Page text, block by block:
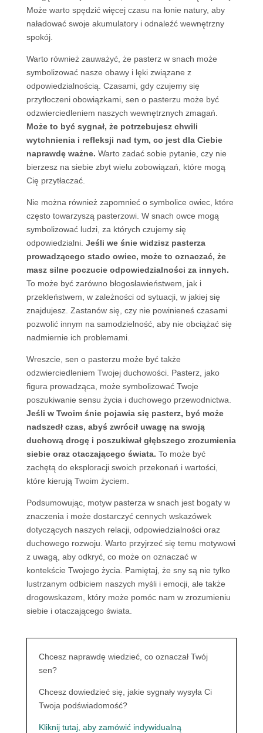
Może warto spędzić więcej czasu na łonie natury, aby
naładować swoje akumulatory i odnaleźć wewnętrzny
spokój.
Warto również zauważyć, że pasterz w snach może
symbolizować nasze obawy i lęki związane z
odpowiedzialnością. Czasami, gdy czujemy się
przytłoczeni obowiązkami, sen o pasterzu może być
odzwierciedleniem naszych wewnętrznych zmagań.
Może to być sygnał, że potrzebujesz chwili
wytchnienia i refleksji nad tym, co jest dla Ciebie
naprawdę ważne. Warto zadać sobie pytanie, czy nie
bierzesz na siebie zbyt wielu zobowiązań, które mogą
Cię przytłaczać.
Nie można również zapomnieć o symbolice owiec, które
często towarzyszą pasterzowi. W snach owce mogą
symbolizować ludzi, za których czujemy się
odpowiedzialni. Jeśli we śnie widzisz pasterza
prowadzącego stado owiec, może to oznaczać, że
masz silne poczucie odpowiedzialności za innych.
To może być zarówno błogosławieństwem, jak i
przekleństwem, w zależności od sytuacji, w jakiej się
znajdujesz. Zastanów się, czy nie powinieneś czasami
pozwolić innym na samodzielność, aby nie obciążać się
nadmiernie ich problemami.
Wreszcie, sen o pasterzu może być także
odzwierciedleniem Twojej duchowości. Pasterz, jako
figura prowadząca, może symbolizować Twoje
poszukiwanie sensu życia i duchowego przewodnictwa.
Jeśli w Twoim śnie pojawia się pasterz, być może
nadszedł czas, abyś zwrócił uwagę na swoją
duchową drogę i poszukiwał głębszego zrozumienia
siebie oraz otaczającego świata. To może być
zachętą do eksploracji swoich przekonań i wartości,
które kierują Twoim życiem.
Podsumowując, motyw pasterza w snach jest bogaty w
znaczenia i może dostarczyć cennych wskazówek
dotyczących naszych relacji, odpowiedzialności oraz
duchowego rozwoju. Warto przyjrzeć się temu motywowi
z uwagą, aby odkryć, co może on oznaczać w
kontekście Twojego życia. Pamiętaj, że sny są nie tylko
lustrzanym odbiciem naszych myśli i emocji, ale także
drogowskazem, który może pomóc nam w zrozumieniu
siebie i otaczającego świata.
Chcesz naprawdę wiedzieć, co oznaczał Twój
sen?
Chcesz dowiedzieć się, jakie sygnały wysyła Ci
Twoja podświadomość?
Kliknij tutaj, aby zamówić indywidualną